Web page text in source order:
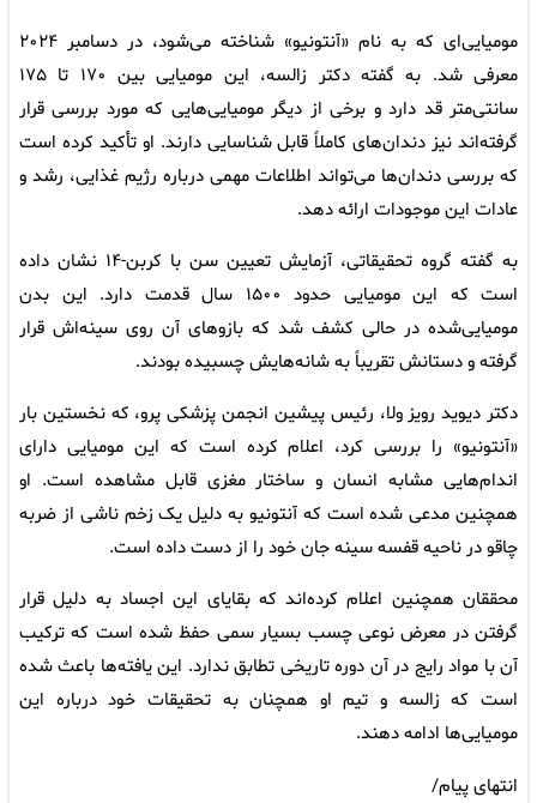
مومیایی‌ای که به نام «آنتونیو» شناخته می‌شود، در دسامبر ۲۰۲۴
معرفی شد. به گفته دکتر زالسه، این مومیایی بین ۱۷۰ تا ۱۷۵
سانتی‌متر قد دارد و برخی از دیگر مومیایی‌هایی که مورد بررسی قرار
گرفته‌اند نیز دندان‌های کاملاً قابل شناسایی دارند. او تأکید کرده است
که بررسی دندان‌ها می‌تواند اطلاعات مهمی درباره رژیم غذایی، رشد و
عادات این موجودات ارائه دهد.
به گفته گروه تحقیقاتی، آزمایش تعیین سن با کربن-۱۴ نشان داده
است که این مومیایی حدود ۱۵۰۰ سال قدمت دارد. این بدن
مومیایی‌شده در حالی کشف شد که بازوهای آن روی سینه‌اش قرار
گرفته و دستانش تقریباً به شانه‌هایش چسبیده بودند.
دکتر دیوید رویز ولا، رئیس پیشین انجمن پزشکی پرو، که نخستین بار
«آنتونیو» را بررسی کرد، اعلام کرده است که این مومیایی دارای
اندام‌هایی مشابه انسان و ساختار مغزی قابل مشاهده است. او
همچنین مدعی شده است که آنتونیو به دلیل یک زخم ناشی از ضربه
چاقو در ناحیه قفسه سینه جان خود را از دست داده است.
محققان همچنین اعلام کرده‌اند که بقایای این اجساد به دلیل قرار
گرفتن در معرض نوعی چسب بسیار سمی حفظ شده است که ترکیب
آن با مواد رایج در آن دوره تاریخی تطابق ندارد. این یافته‌ها باعث شده
است که زالسه و تیم او همچنان به تحقیقات خود درباره این
مومیایی‌ها ادامه دهند.
انتهای پیام/